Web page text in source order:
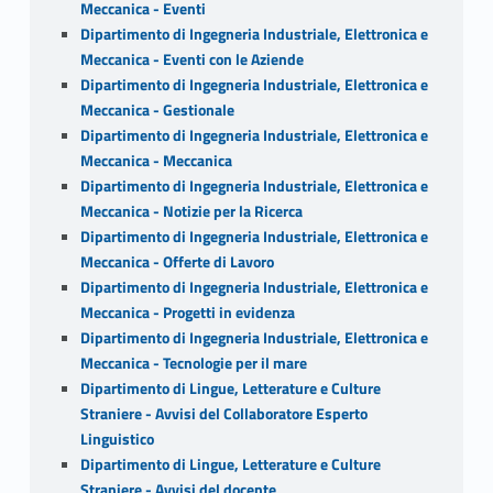
Meccanica - Eventi
Dipartimento di Ingegneria Industriale, Elettronica e
Meccanica - Eventi con le Aziende
Dipartimento di Ingegneria Industriale, Elettronica e
Meccanica - Gestionale
Dipartimento di Ingegneria Industriale, Elettronica e
Meccanica - Meccanica
Dipartimento di Ingegneria Industriale, Elettronica e
Meccanica - Notizie per la Ricerca
Dipartimento di Ingegneria Industriale, Elettronica e
Meccanica - Offerte di Lavoro
Dipartimento di Ingegneria Industriale, Elettronica e
Meccanica - Progetti in evidenza
Dipartimento di Ingegneria Industriale, Elettronica e
Meccanica - Tecnologie per il mare
Dipartimento di Lingue, Letterature e Culture
Straniere - Avvisi del Collaboratore Esperto
Linguistico
Dipartimento di Lingue, Letterature e Culture